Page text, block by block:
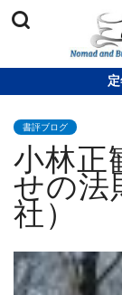
書評ブログ
小林正
せの法
社）